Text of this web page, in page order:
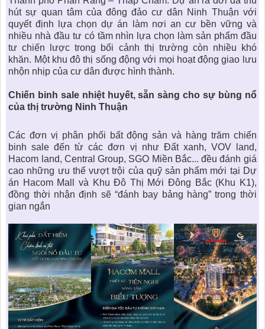
hút sự quan tâm của đông đảo cư dân Ninh Thuận với
quyết định lựa chọn dự án làm nơi an cư bền vững và
nhiều nhà đầu tư có tầm nhìn lựa chọn làm sản phẩm đầu
tư chiến lược trong bối cảnh thị trường còn nhiều khó
khăn. Một khu đô thị sống động với mọi hoạt động giao lưu
nhộn nhịp của cư dân được hình thành.
Chiến binh sale nhiệt huyết, sẵn sàng cho sự bùng nổ
của thị trường Ninh Thuận
Các đơn vị phân phối bất động sản và hàng trăm chiến
binh sale đến từ các đơn vị như Đất xanh, VOV land,
Hacom land, Central Group, SGO Miền Bắc... đều đánh giá
cao những ưu thế vượt trội của quỹ sản phẩm mới tại Dự
án Hacom Mall và Khu Đô Thị Mới Đông Bắc (Khu K1),
đồng thời nhận định sẽ “đánh bay bảng hàng” trong thời
gian ngắn